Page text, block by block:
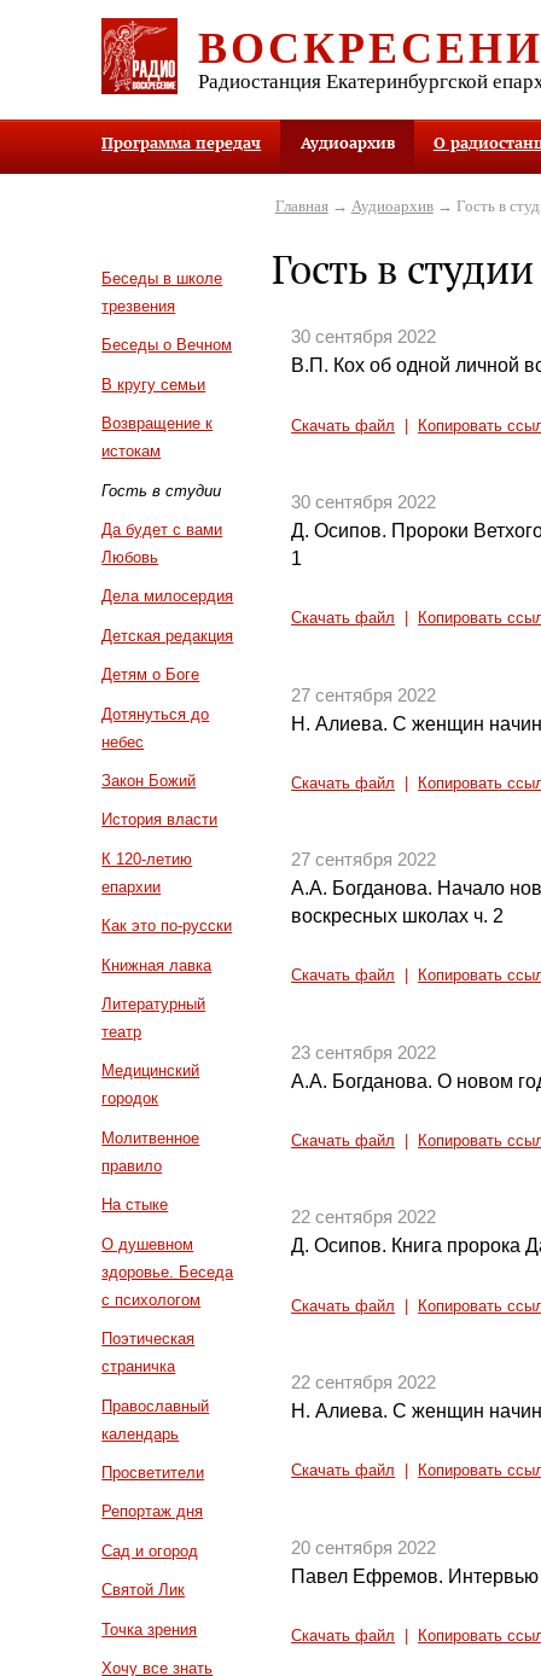
Радиостанция Екатеринбургской
Программа передач Аудиоархив О
Беседы в школе
трезвения
Беседы о Вечном
В кругу семьи
Возвращение к
истокам
Гость в студии
Да будет с вами
Любовь
Дела милосердия
Детская редакция
Детям о Боге
Дотянуться до
небес
Закон Божий
История власти
К 120-летию
епархии
Как это по-русски
Книжная лавка
Литературный
театр
Медицинский
городок
Молитвенное
правило
На стыке
О душевном
здоровье. Беседа
с психологом
Поэтическая
страничка
Православный
календарь
Просветители
Репортаж дня
Сад и огород
Святой Лик
Точка зрения
Хочу все знать
Главная→ Аудиоархив→ Гость в
Гость в студии
30 сентября 2022
В.П. Кох об одной личной
Скачать файл Копировать
30 сентября 2022
Д. Осипов. Пророки
1
Скачать файл Копировать
27 сентября 2022
Н. Алиева. С женщин
Скачать файл Копировать
27 сентября 2022
А.А. Богданова. Начало
воскресных школах ч. 2
Скачать файл Копировать
23 сентября 2022
А.А. Богданова. О новом
Скачать файл Копировать
22 сентября 2022
Д. Осипов. Книга пророка
Скачать файл Копировать
22 сентября 2022
Н. Алиева. С женщин
Скачать файл Копировать
20 сентября 2022
Павел Ефремов.
Скачать файл Копировать